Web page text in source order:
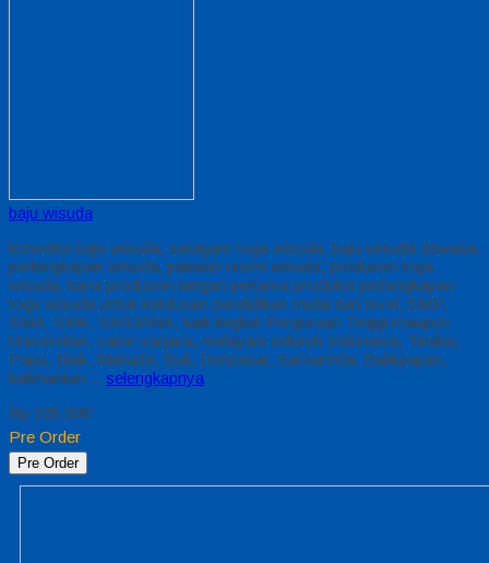
baju wisuda
konveksi baju wisuda, seragam toga wisuda, baju wisuda dewasa,
perlengkapan wisuda, pakaian resmi wisuda, produsen toga
wisuda, kami produsen tangan pertama produksi perlengkapan
toga wisuda untuk kelulusan pendidikan mulai dari level, SMP,
SMA, SMK, SARJANA, baik tingkat Perguruan Tinggi maupun
Universitas, calon sarjana, melayani seluruh Indonesia, Timika,
Papu, Biak, Manado, Bali, Denpasar, Samarinda, Balikpapan,
kalimantan… selengkapnya
Rp 105.000
Pre Order
Pre Order